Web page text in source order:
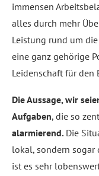
immensen
alles durch mehr
Leistung rund um
eine ganz gehörige
Leidenschaft für den
Die Aussage, wir
Aufgaben, die so
alarmierend. Die
lokal, sondern sogar
ist es sehr